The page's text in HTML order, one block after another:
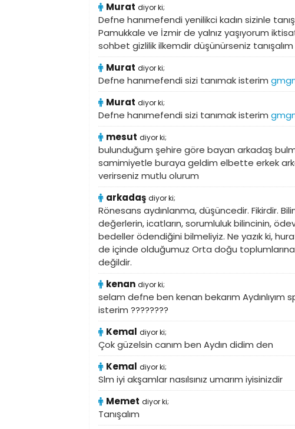
Murat diyor ki;
Defne hanımefendi yenilikci kadın sizinle
Pamukkale ve İzmir de yalnız yaşıyorum
sohbet gizlilik ilkemdir düşünürseniz
Murat diyor ki;
Defne hanımefendi sizi tanımak isterim
Murat diyor ki;
Defne hanımefendi sizi tanımak isterim
mesut diyor ki;
bulunduğum şehire göre bayan arkadaş
samimiyetle buraya geldim elbette erkek
verirseniz mutlu olurum
arkadaş diyor ki;
Rönesans aydınlanma, düşüncedir. Fikirdir.
değerlerin, icatların, sorumluluk bilincinin,
bedeller ödendiğini bilmeliyiz. Ne yazık ki,
de içinde olduğumuz Orta doğu
değildir.
kenan diyor ki;
selam defne ben kenan bekarım
isterim ????????
Kemal diyor ki;
Çok güzelsin canım ben Aydın didim den
Kemal diyor ki;
Slm iyi akşamlar nasılsınız umarım iyisinizdir
Memet diyor ki;
Tanışalım